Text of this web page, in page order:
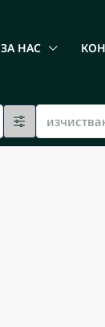
ЗА НАС